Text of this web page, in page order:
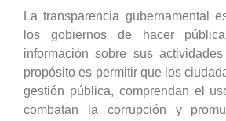
La transparencia gubernamental
los gobiernos de hacer
información sobre sus
propósito es permitir que los
gestión pública, comprendan el
combatan la corrupción y